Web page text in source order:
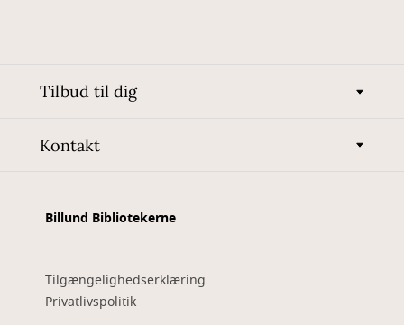
Tilbud til dig
Kontakt
Billund Bibliotekerne
Tilgængelighedserklæring
Privatlivspolitik